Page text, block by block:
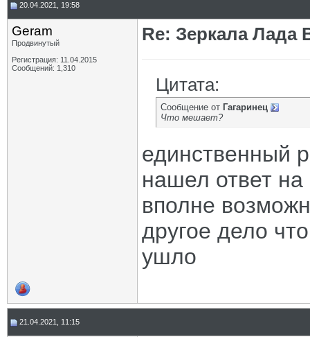
20.04.2021, 19:58
Geram
Продвинутый
Регистрация: 11.04.2015
Сообщений: 1,310
Re: Зеркала Лада
Цитата:
Сообщение от Гагаринец
Что мешает?
единственный
нашел ответ
вполне
другое дело
ушло
21.04.2021, 11:15